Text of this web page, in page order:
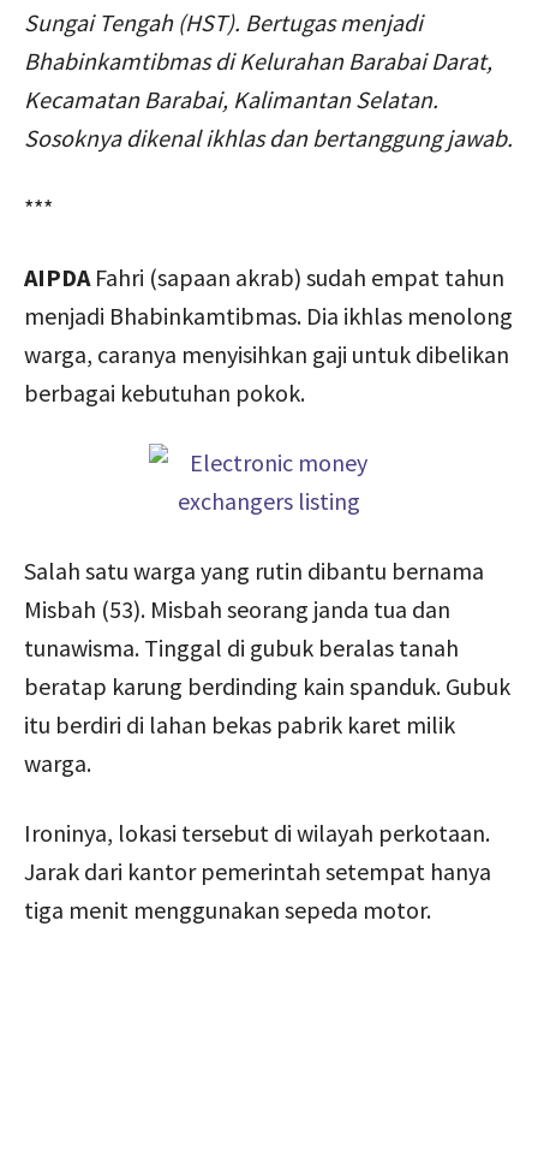
Sungai Tengah (HST). Bertugas menjadi
Bhabinkamtibmas di Kelurahan Barabai Darat,
Kecamatan Barabai, Kalimantan Selatan.
Sosoknya dikenal ikhlas dan bertanggung jawab.
***
AIPDAFahri (sapaan akrab) sudah empat tahun
menjadi Bhabinkamtibmas. Dia ikhlas menolong
warga, caranya menyisihkan gaji untuk dibelikan
berbagai kebutuhan pokok.
Salah satu warga yang rutin dibantu bernama
Misbah (53). Misbah seorang janda tua dan
tunawisma. Tinggal di gubuk beralas tanah
beratap karung berdinding kain spanduk. Gubuk
itu berdiri di lahan bekas pabrik karet milik
warga.
Ironinya, lokasi tersebut di wilayah perkotaan.
Jarak dari kantor pemerintah setempat hanya
tiga menit menggunakan sepeda motor.